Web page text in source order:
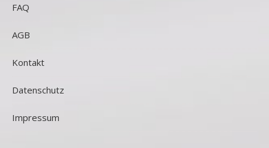
FAQ
AGB
Kontakt
Datenschutz
Impressum